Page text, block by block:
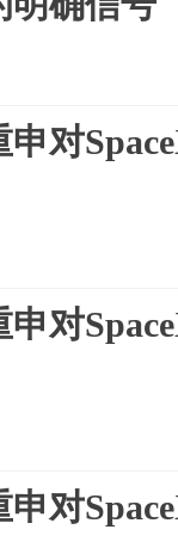
对
对
对